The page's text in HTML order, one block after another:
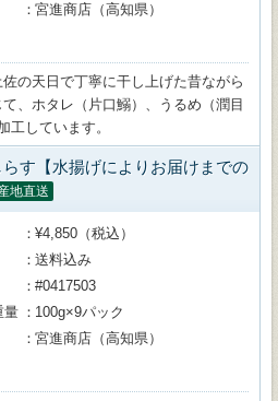
宮進商店（高知県）
の天日で丁寧に干し上げた昔ながら
、ホタレ（片口鰯）、うるめ（潤目
工しています。
す【水揚げによりお届けまでの
地直送
¥4,850（税込）
送料込み
#0417503
量
100g×9パック
宮進商店（高知県）